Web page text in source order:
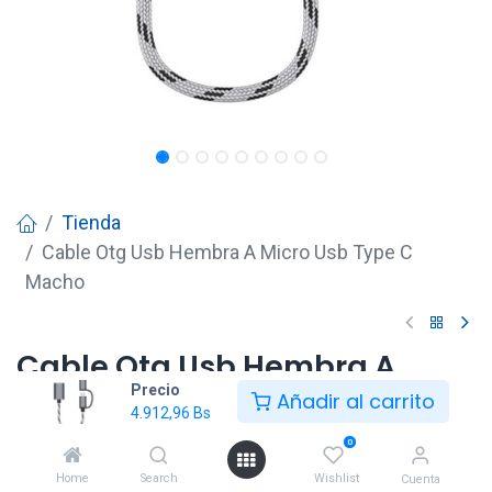
Precio
4.912,96 Bs Añadir al carrito
Home Search
0
Wishlist Cuenta
Tienda
Cable Otg Usb Hembra A Micro Usb Type C
Macho
Cable Otg Usb Hembra A
Micro Usb Type C Macho
4.912,96 Bs